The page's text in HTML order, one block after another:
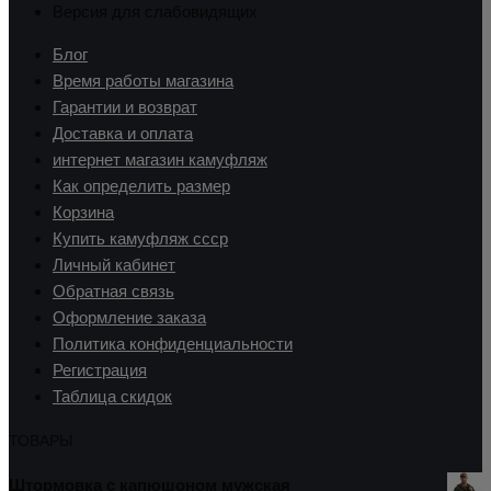
Блог
Время работы магазина
Гарантии и возврат
Доставка и оплата
интернет магазин камуфляж
Как определить размер
Корзина
Купить камуфляж ссср
Личный кабинет
Обратная связь
Оформление заказа
Политика конфиденциальности
Регистрация
Таблица скидок